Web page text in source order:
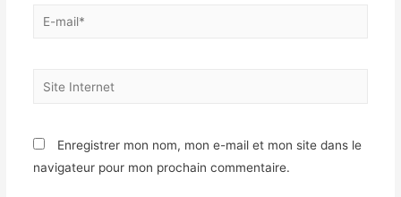
Enregistrer mon nom, mon e-mail et mon site dans le
navigateur pour mon prochain commentaire.